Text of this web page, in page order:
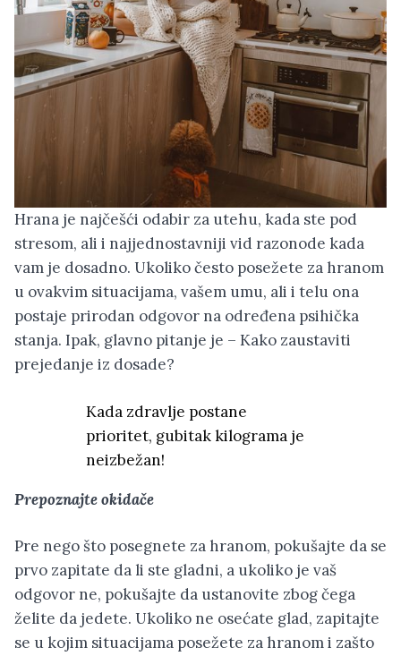
Hrana je najčešći odabir za utehu, kada ste pod
stresom, ali i najjednostavniji vid razonode kada
vam je dosadno. Ukoliko često posežete za hranom
u ovakvim situacijama, vašem umu, ali i telu ona
postaje prirodan odgovor na određena psihička
stanja. Ipak, glavno pitanje je – Kako zaustaviti
prejedanje iz dosade?
Kada zdravlje postane
prioritet, gubitak kilograma je
neizbežan!
Prepoznajte okidače
Pre nego što posegnete za hranom, pokušajte da se
prvo zapitate da li ste gladni, a ukoliko je vaš
odgovor ne, pokušajte da ustanovite zbog čega
želite da jedete. Ukoliko ne osećate glad, zapitajte
se u kojim situacijama posežete za hranom i zašto